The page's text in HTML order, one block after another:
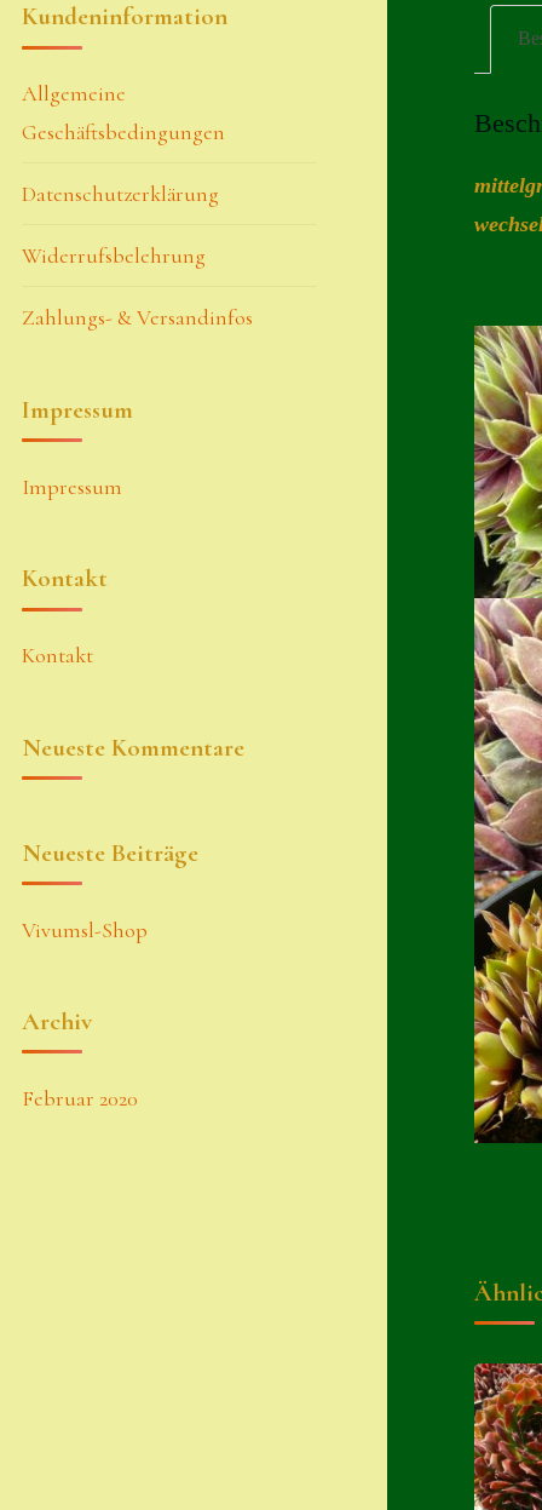
Kundeninformation
Allgemeine
Geschäftsbedingungen
Datenschutzerklärung
Widerrufsbelehrung
Zahlungs- & Versandinfos
Impressum
Impressum
Kontakt
Kontakt
Neueste Kommentare
Neueste Beiträge
Vivumsl-Shop
Archiv
Februar 2020